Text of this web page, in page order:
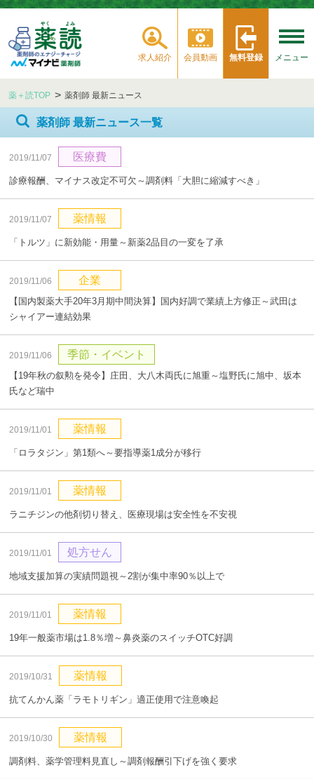
求人紹介 会員動画 無料登録 メニュー
薬＋読TOP 薬剤師 最新ニュース
薬剤師 最新ニュース一覧
2019/11/07 医療費
診療報酬、マイナス改定不可欠～調剤料「大胆に縮減すべき」
2019/11/07 薬情報
「トルツ」に新効能・用量～新薬2品目の一変を了承
2019/11/06 企業
【国内製薬大手20年3月期中間決算】国内好調で業績上方修正～武田は
シャイアー連結効果
2019/11/06 季節・イベント
【19年秋の叙勲を発令】庄田、大八木両氏に旭重～塩野氏に旭中、坂本
氏など瑞中
2019/11/01 薬情報
「ロラタジン」第1類へ～要指導薬1成分が移行
2019/11/01 薬情報
ラニチジンの他剤切り替え、医療現場は安全性を不安視
2019/11/01 処方せん
地域支援加算の実績問題視～2割が集中率90％以上で
2019/11/01 薬情報
19年一般薬市場は1.8％増～鼻炎薬のスイッチOTC好調
2019/10/31 薬情報
抗てんかん薬「ラモトリギン」適正使用で注意喚起
2019/10/30 薬情報
調剤料、薬学管理料見直し～調剤報酬引下げを強く要求